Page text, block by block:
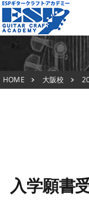
大阪校TOP
新着情報
ESPオープンキ
在校生の声
HOME 大阪校
新着情報
入学願書